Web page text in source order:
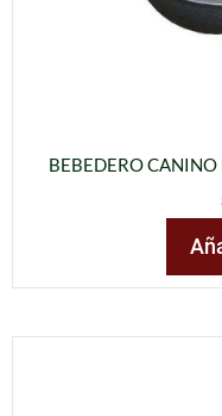
BEBEDERO